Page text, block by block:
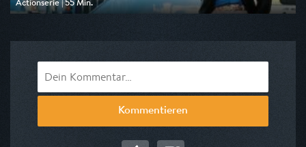
Actionserie | 55 Min.
Ausgestrahlt von Pro 7 Maxx
Kommentieren